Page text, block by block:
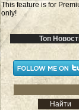
This feature is for
only!
Топ